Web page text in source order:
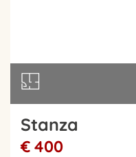
Stanza
€ 400